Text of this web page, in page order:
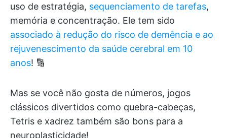
uso de estratégia, sequenciamento de tarefas,
memória e concentração. Ele tem sido
associado à redução do risco de demência e ao
rejuvenescimento da saúde cerebral em 10
anos! 🔢
Mas se você não gosta de números, jogos
clássicos divertidos como quebra-cabeças,
Tetris e xadrez também são bons para a
neuroplasticidade!